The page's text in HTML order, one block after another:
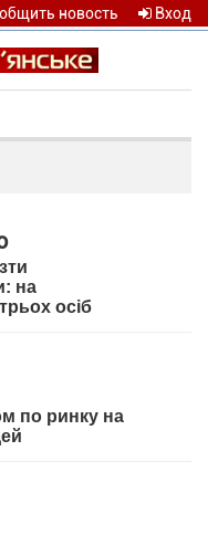
новость Вход
на
осіб
по ринку на